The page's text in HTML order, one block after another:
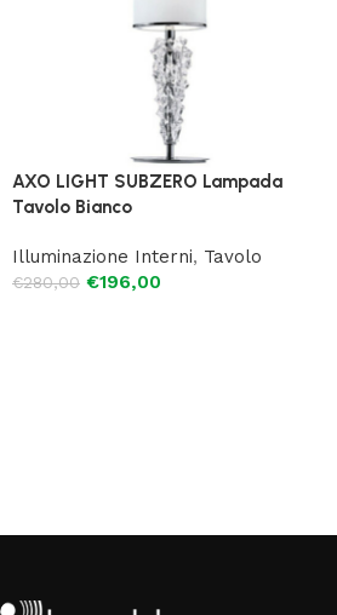
AXO LIGHT SUBZERO Lampada
Tavolo Bianco
Illuminazione Interni, Tavolo
€280,00 €196,00